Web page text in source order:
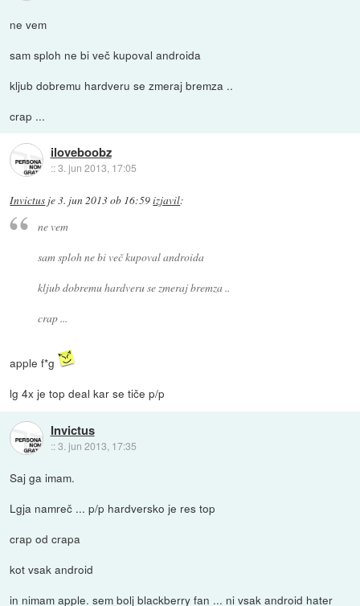
ne vem
sam sploh ne bi več kupoval androida
kljub dobremu hardveru se zmeraj bremza ..
crap ...
iloveboobz
::3. jun 2013, 17:05
Invictus je3. jun 2013 ob 16:59izjavil:
ne vem
sam sploh ne bi več kupoval androida
kljub dobremu hardveru se zmeraj bremza ..
crap ...
apple f*g
lg 4x je top deal kar se tiče p/p
Invictus
::3. jun 2013, 17:35
Saj ga imam.
Lgja namreč ... p/p hardversko je res top
crap od crapa
kot vsak android
in nimam apple. sem bolj blackberry fan ... ni vsak android hater